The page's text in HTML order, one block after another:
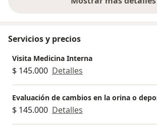
sobre la
Servicios y precios
Visita Medicina Interna
$ 145.000 Detalles
Evaluación de cambios en la orina o
$ 145.000 Detalles